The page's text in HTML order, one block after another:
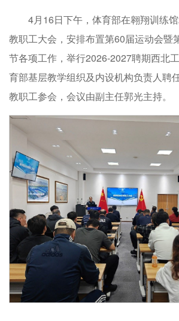
4月16日下午，体育部在翱翔训练
教职工大会，安排布置第60届运动会暨
节各项工作，举行2026-2027聘期西北
育部基层教学组织及内设机构负责人聘
教职工参会，会议由副主任郭光主持。